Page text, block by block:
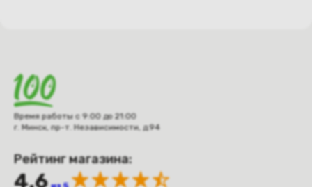
Время работы с 9:00 до 21:00
г. Минск, пр-т. Независимости, д.94
Рейтинг магазина:
4.6